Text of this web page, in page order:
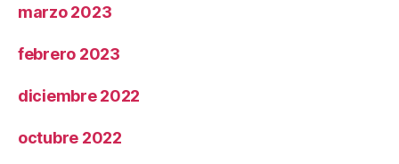
marzo 2023
febrero 2023
diciembre 2022
octubre 2022